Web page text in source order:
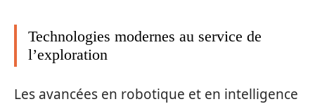
Technologies modernes au service de
l’exploration
Les avancées en robotique et en intelligence